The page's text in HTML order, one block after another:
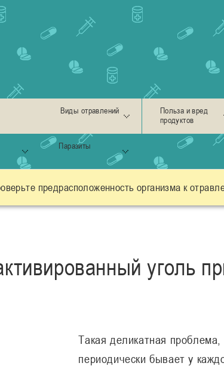
Виды отравлений
Польза и вред
продуктов
Паразиты
предрасположенность организма к
уголь
Такая деликатная проблема,
периодически бывает у